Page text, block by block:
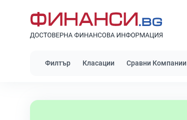
Филтър Класации Сравни Компании